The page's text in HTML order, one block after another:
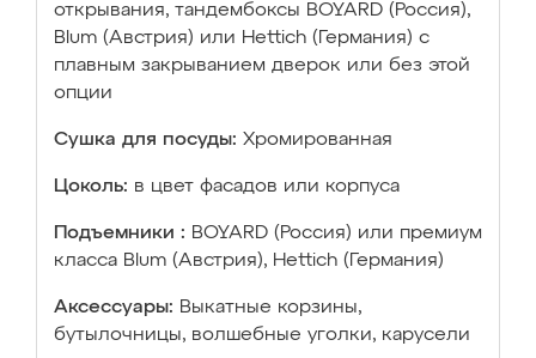
открывания, тандембоксы BOYARD (Россия),
Blum (Австрия) или Hettich (Германия) с
плавным закрыванием дверок или без этой
опции
Сушка для посуды: Хромированная
Цоколь: в цвет фасадов или корпуса
Подъемники : BOYARD (Россия) или премиум
класса Blum (Австрия), Hettich (Германия)
Аксессуары: Выкатные корзины,
бутылочницы, волшебные уголки, карусели